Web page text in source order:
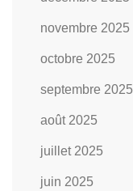
novembre 2025
octobre 2025
septembre 2025
août 2025
juillet 2025
juin 2025